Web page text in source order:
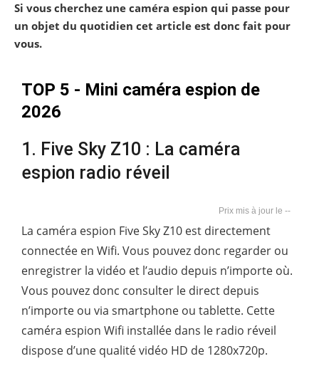
Si vous cherchez une caméra espion qui passe pour
un objet du quotidien cet article est donc fait pour
vous.
TOP 5 - Mini caméra espion de
2026
1. Five Sky Z10 : La caméra
espion radio réveil
--
La caméra espion Five Sky Z10 est directement
connectée en Wifi. Vous pouvez donc regarder ou
enregistrer la vidéo et l’audio depuis n’importe où.
Vous pouvez donc consulter le direct depuis
n’importe ou via smartphone ou tablette. Cette
caméra espion Wifi installée dans le radio réveil
dispose d’une qualité vidéo HD de 1280x720p.